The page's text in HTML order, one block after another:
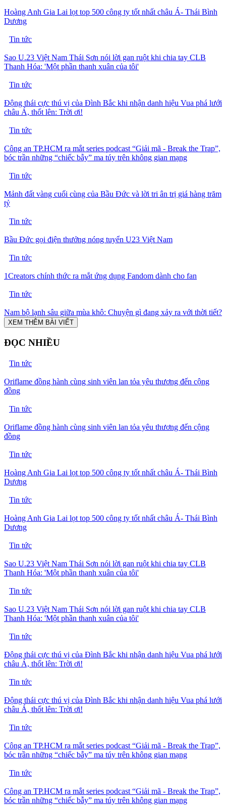
Hoàng Anh Gia Lai lọt top 500 công ty tốt nhất châu Á- Thái Bình
Dương
Tin tức
Sao U.23 Việt Nam Thái Sơn nói lời gan ruột khi chia tay CLB
Thanh Hóa: 'Một phần thanh xuân của tôi'
Tin tức
Động thái cực thú vị của Đình Bắc khi nhận danh hiệu Vua phá lưới
châu Á, thốt lên: Trời ơi!
Tin tức
Công an TP.HCM ra mắt series podcast “Giải mã - Break the Trap”,
bóc trần những “chiếc bẫy” ma túy trên không gian mạng
Tin tức
Mảnh đất vàng cuối cùng của Bầu Đức và lời tri ân trị giá hàng trăm
tỷ
Tin tức
Bầu Đức gọi điện thưởng nóng tuyển U23 Việt Nam
Tin tức
1Creators chính thức ra mắt ứng dụng Fandom dành cho fan
Tin tức
Nam bộ lạnh sâu giữa mùa khô: Chuyện gì đang xảy ra với thời tiết?
XEM THÊM BÀI VIẾT
ĐỌC NHIỀU
Tin tức
Oriflame đồng hành cùng sinh viên lan tỏa yêu thương đến cộng
đồng
Tin tức
Oriflame đồng hành cùng sinh viên lan tỏa yêu thương đến cộng
đồng
Tin tức
Hoàng Anh Gia Lai lọt top 500 công ty tốt nhất châu Á- Thái Bình
Dương
Tin tức
Hoàng Anh Gia Lai lọt top 500 công ty tốt nhất châu Á- Thái Bình
Dương
Tin tức
Sao U.23 Việt Nam Thái Sơn nói lời gan ruột khi chia tay CLB
Thanh Hóa: 'Một phần thanh xuân của tôi'
Tin tức
Sao U.23 Việt Nam Thái Sơn nói lời gan ruột khi chia tay CLB
Thanh Hóa: 'Một phần thanh xuân của tôi'
Tin tức
Động thái cực thú vị của Đình Bắc khi nhận danh hiệu Vua phá lưới
châu Á, thốt lên: Trời ơi!
Tin tức
Động thái cực thú vị của Đình Bắc khi nhận danh hiệu Vua phá lưới
châu Á, thốt lên: Trời ơi!
Tin tức
Công an TP.HCM ra mắt series podcast “Giải mã - Break the Trap”,
bóc trần những “chiếc bẫy” ma túy trên không gian mạng
Tin tức
Công an TP.HCM ra mắt series podcast “Giải mã - Break the Trap”,
bóc trần những “chiếc bẫy” ma túy trên không gian mạng